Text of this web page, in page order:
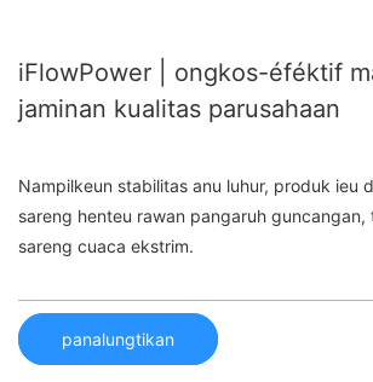
iFlowPower | ongkos-éféktif
jaminan kualitas parusahaan
Nampilkeun stabilitas anu luhur, produk ieu
sareng henteu rawan pangaruh guncangan,
sareng cuaca ekstrim.
panalungtikan